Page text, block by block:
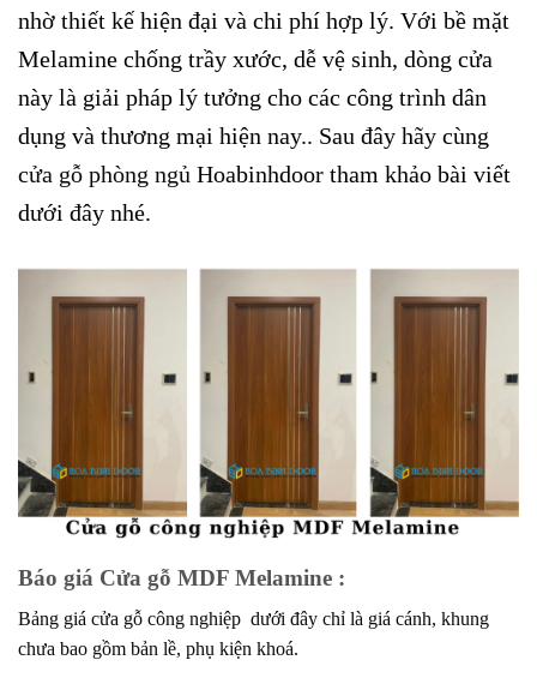
nhờ thiết kế hiện đại và chi phí hợp lý. Với bề mặt
Melamine chống trầy xước, dễ vệ sinh, dòng cửa
này là giải pháp lý tưởng cho các công trình dân
dụng và thương mại hiện nay.. Sau đây hãy cùng
cửa gỗ phòng ngủ Hoabinhdoor tham khảo bài viết
dưới đây nhé.
Báo giá Cửa gỗ MDF Melamine :
Bảng giá cửa gỗ công nghiệp dưới đây chỉ là giá cánh, khung
chưa bao gồm bản lề, phụ kiện khoá.